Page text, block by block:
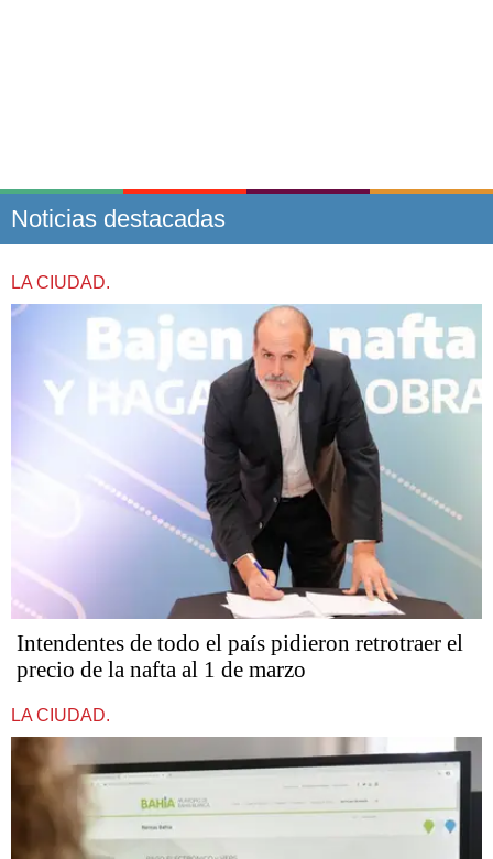
Noticias destacadas
LA CIUDAD.
Intendentes de todo el país pidieron retrotraer el
precio de la nafta al 1 de marzo
LA CIUDAD.